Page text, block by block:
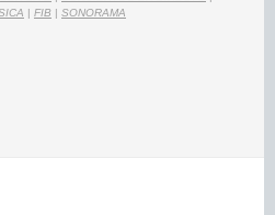
| FIB | SONORAMA